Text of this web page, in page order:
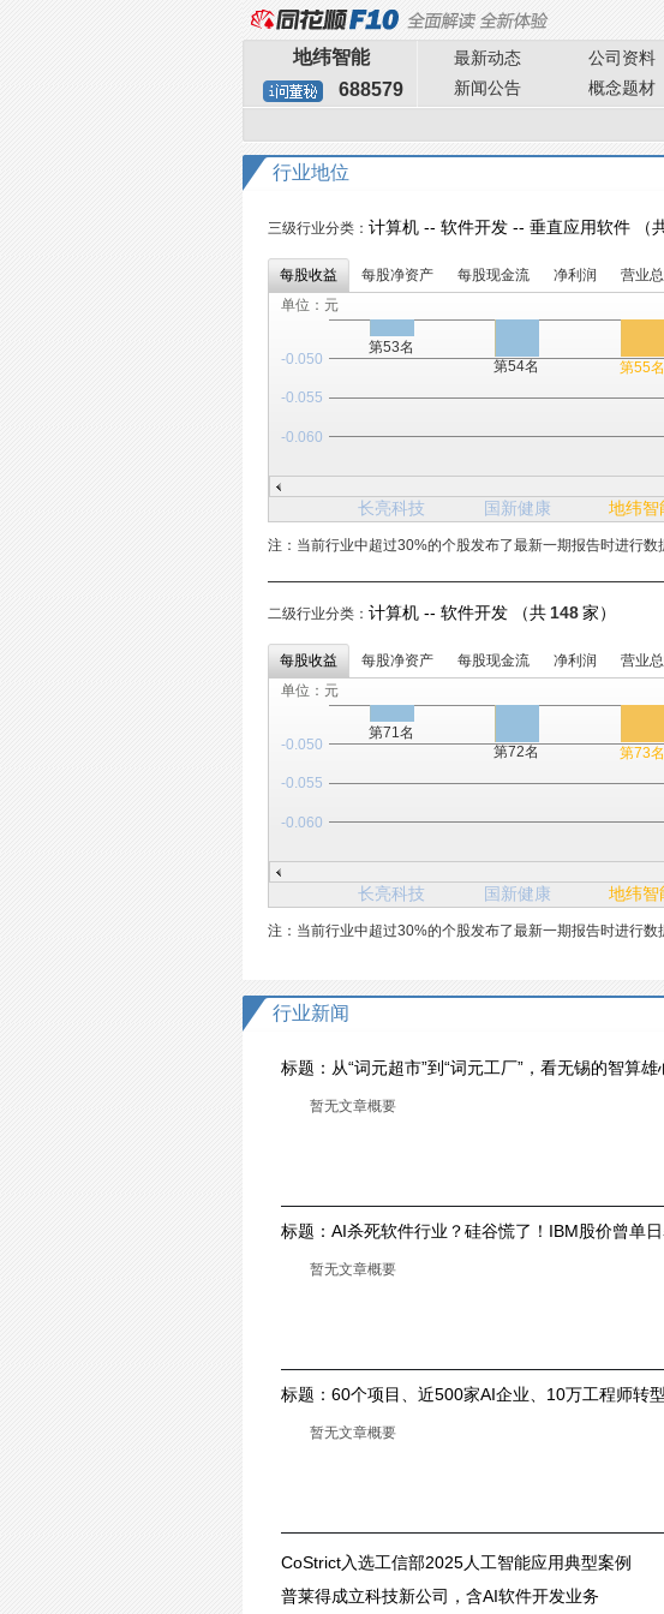
地纬智能
688579
最新动态 公司资料
新闻公告
概念题材
行业地位
三级行业分类： 计算机 -- 软件开发 -- 垂直应用软件 （
每股收益 每股净资产 每股现金流 净利润 营业
单位：元
长亮科技 国新健康 地纬智
-0.060
-0.055
-0.050
第53名
第54名
第55名
注：当前行业中超过30%的个股发布了最新一期报告时进行数
二级行业分类： 计算机 -- 软件开发 （共 148家）
每股收益 每股净资产 每股现金流 净利润 营业
单位：元
长亮科技 国新健康 地纬智
-0.060
-0.055
-0.050
第71名
第72名
第73名
注：当前行业中超过30%的个股发布了最新一期报告时进行数
行业新闻
标题： 从“词元超市”到“词元工厂”，看无锡的智算雄
暂无文章概要
标题： AI杀死软件行业？硅谷慌了！IBM股价曾单
暂无文章概要
标题： 60个项目、近500家AI企业、10万工程师转
暂无文章概要
CoStrict入选工信部2025人工智能应用典型案例
普莱得成立科技新公司，含AI软件开发业务